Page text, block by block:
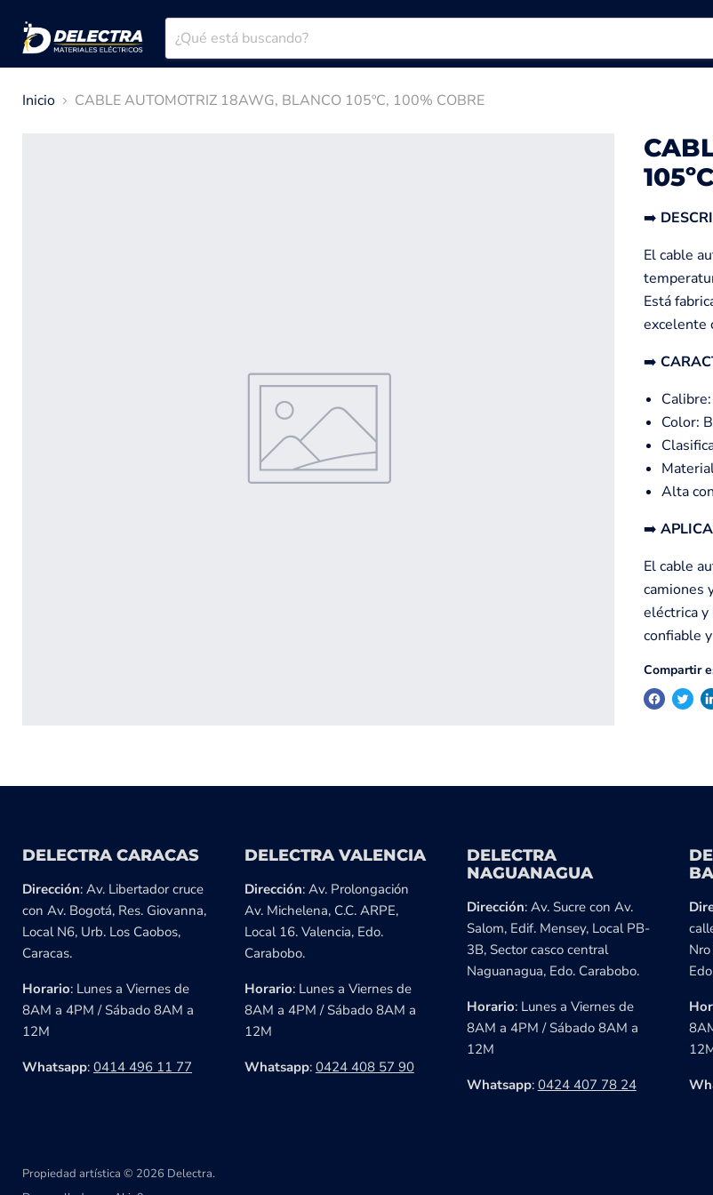
Inicio CABLE AUTOMOTRIZ 18AWG, BLANCO 105ºC, 100% COBRE
➡️
El cable
Está
excelente
➡️
Color:
Alta
➡️
El cable
camiones
eléctrica y
confiable
Compartir
DELECTRA CARACAS
Dirección: Av. Libertador cruce
con Av. Bogotá, Res. Giovanna,
Local N6, Urb. Los Caobos,
Caracas.
Horario: Lunes a Viernes de
8AM a 4PM / Sábado 8AM a
12M
Whatsapp: 0414 496 11 77
DELECTRA VALENCIA
Dirección: Av. Prolongación
Av. Michelena, C.C. ARPE,
Local 16. Valencia, Edo.
Carabobo.
Horario: Lunes a Viernes de
8AM a 4PM / Sábado 8AM a
12M
Whatsapp: 0424 408 57 90
DELECTRA
NAGUANAGUA
Dirección: Av. Sucre con Av.
Salom, Edif. Mensey, Local PB-
3B, Sector casco central
Naguanagua, Edo. Carabobo.
Horario: Lunes a Viernes de
8AM a 4PM / Sábado 8AM a
12M
Whatsapp: 0424 407 78 24
Propiedad artística © 2026 Delectra.